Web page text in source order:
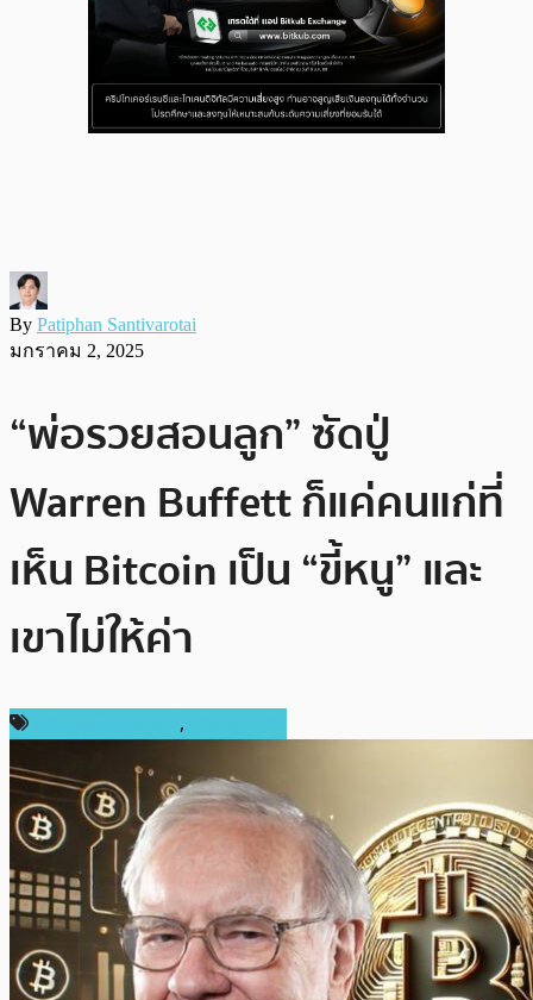
By Patiphan Santivarotai
มกราคม 2, 2025
“พ่อรวยสอนลูก” ซัดปู่
Warren Buffett ก็แค่คนแก่ที่
เห็น Bitcoin เป็น “ขี้หนู” และ
เขาไม่ให้ค่า
,